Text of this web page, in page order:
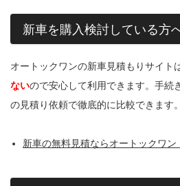
新車を購入検討している方
オートックワンの新車見積もりサイト
ないので安心して利用できます。手続
の見積り依頼で徹底的に比較できます。
新車の無料見積ならオートックワン